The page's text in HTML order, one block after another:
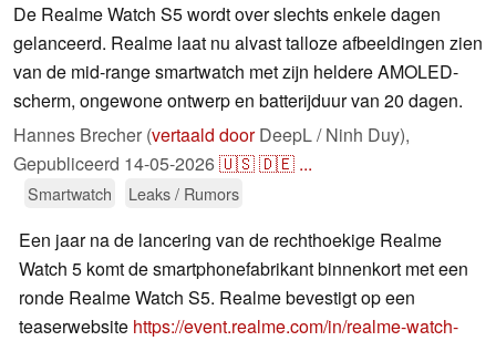
De Realme Watch S5 wordt over slechts enkele dagen
gelanceerd. Realme laat nu alvast talloze afbeeldingen zien
van de mid-range smartwatch met zijn heldere AMOLED-
scherm, ongewone ontwerp en batterijduur van 20 dagen.
Hannes Brecher (vertaald doorDeepL / Ninh Duy),
Gepubliceerd 14-05-2026🇺🇸🇩🇪 ...
Smartwatch Leaks / Rumors
Een jaar na de lancering van de rechthoekige Realme
Watch 5 komt de smartphonefabrikant binnenkort met een
ronde Realme Watch S5. Realme bevestigt op een
teaserwebsite https://event.realme.com/in/realme-watch-